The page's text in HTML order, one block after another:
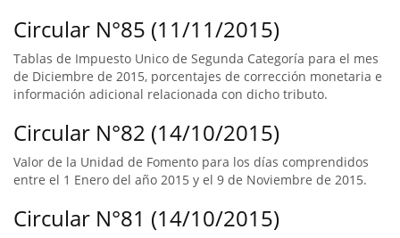
Circular N°85 (11/11/2015)
Tablas de Impuesto Unico de Segunda Categoría para el mes
de Diciembre de 2015, porcentajes de corrección monetaria e
información adicional relacionada con dicho tributo.
Circular N°82 (14/10/2015)
Valor de la Unidad de Fomento para los días comprendidos
entre el 1 Enero del año 2015 y el 9 de Noviembre de 2015.
Circular N°81 (14/10/2015)